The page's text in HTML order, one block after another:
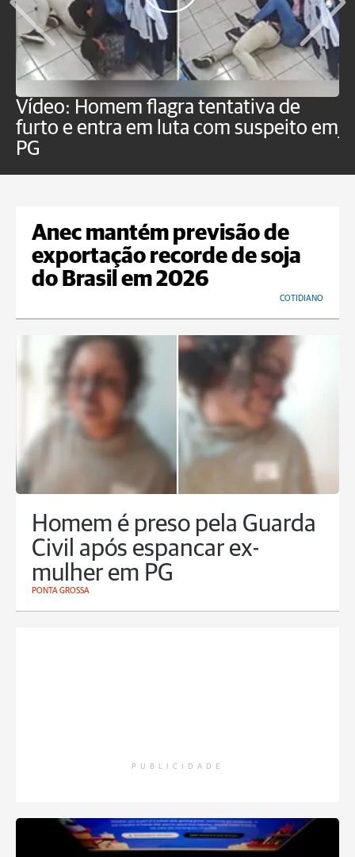
Vídeo: Homem flagra tentativa de
furto e entra em luta com suspeito em
PG
Anec mantém previsão de
exportação recorde de soja
do Brasil em 2026
COTIDIANO
Homem é preso pela Guarda
Civil após espancar ex-
mulher em PG
PONTA GROSSA
PUBLICIDADE